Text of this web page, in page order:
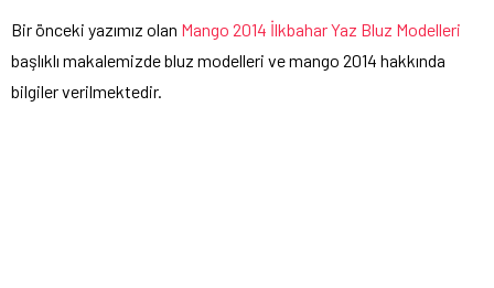
Bir önceki yazımız olan Mango 2014 İlkbahar Yaz Bluz Modelleri
başlıklı makalemizde bluz modelleri ve mango 2014 hakkında
bilgiler verilmektedir.